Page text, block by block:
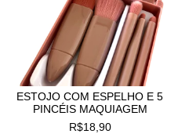
ESTOJO COM ESPELHO E 5
PINCÉIS MAQUIAGEM
R$18,90